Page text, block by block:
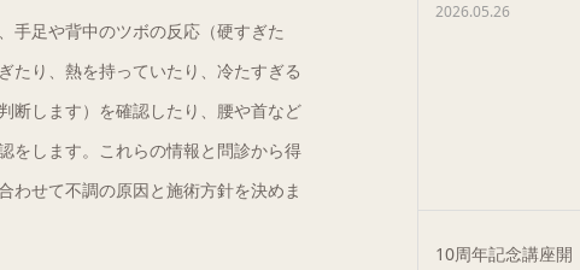
手足や背中のツボの反応（硬すぎた
たり、熱を持っていたり、冷たすぎる
断します）を確認したり、腰や首など
をします。これらの情報と問診から得
わせて不調の原因と施術方針を決めま
2026.05.26
10周年記念講座開